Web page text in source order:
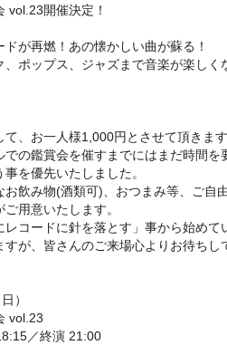
vol.23開催決定！
が再燃！あの懐かしい曲が蘇る！
、ポップス、ジャズまで音楽が楽しく
、お一人様1,000円とさせて頂きます
での鑑賞会を催すまでにはまだ時間を
を優先いたしました。
飲み物(酒類可)、おつまみ等、ご自
用意いたします。
レコードに針を落とす」事から始めて
すが、皆さんのご来場心よりお待ちし
）
vol.23
／終演 21:00